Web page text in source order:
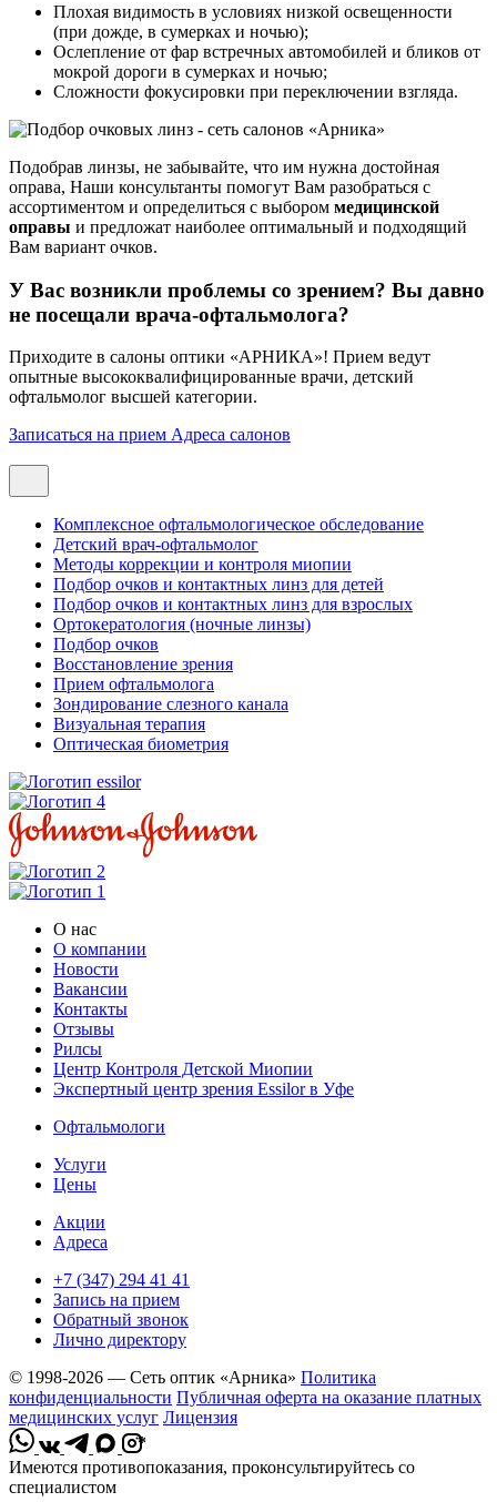
Плохая видимость в условиях низкой освещенности
(при дожде, в сумерках и ночью);
Ослепление от фар встречных автомобилей и бликов от
мокрой дороги в сумерках и ночью;
Сложности фокусировки при переключении взгляда.
Подобрав линзы, не забывайте, что им нужна достойная
оправа, Наши консультанты помогут Вам разобраться с
ассортиментом и определиться с выбором медицинской
оправы и предложат наиболее оптимальный и подходящий
Вам вариант очков.
У Вас возникли проблемы со зрением? Вы давно
не посещали врача-офтальмолога?
Приходите в салоны оптики «АРНИКА»! Прием ведут
опытные высококвалифицированные врачи, детский
офтальмолог высшей категории.
Записаться на прием Адреса салонов
Комплексное офтальмологическое обследование
Детский врач-офтальмолог
Методы коррекции и контроля миопии
Подбор очков и контактных линз для детей
Подбор очков и контактных линз для взрослых
Ортокератология (ночные линзы)
Подбор очков
Восстановление зрения
Прием офтальмолога
Зондирование слезного канала
Визуальная терапия
Оптическая биометрия
О нас
О компании
Новости
Вакансии
Контакты
Отзывы
Рилсы
Центр Контроля Детской Миопии
Экспертный центр зрения Essilor в Уфе
Офтальмологи
Услуги
Цены
Акции
Адреса
+7 (347) 294 41 41
Запись на прием
Обратный звонок
Лично директору
© 1998-2026 — Сеть оптик «Арника» Политика
конфиденциальности Публичная оферта на оказание платных
медицинских услуг Лицензия
*
Имеются противопоказания, проконсультируйтесь со
специалистом